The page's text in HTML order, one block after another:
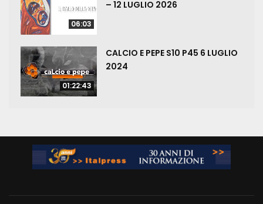
06:03
– 12 LUGLIO 2026
01:22:43
CALCIO E PEPE S10 P45 6 LUGLIO
2024